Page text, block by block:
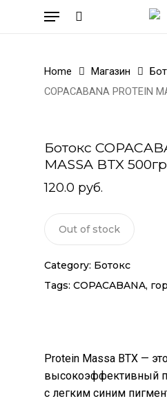
Menu
Home Магазин
COPACABANA PROTEIN
Ботокс
MASSA BTX 500гр
120.0 руб.
Out of stock
Category: Ботокс
Tags: COPACABANA,
Protein Massa BTX —
высокоэффективный
с легким синим